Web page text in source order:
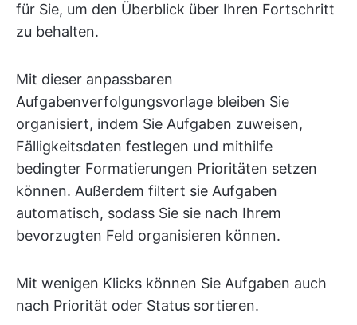
für Sie, um den Überblick über Ihren Fortschritt
zu behalten.
Mit dieser anpassbaren
Aufgabenverfolgungsvorlage bleiben Sie
organisiert, indem Sie Aufgaben zuweisen,
Fälligkeitsdaten festlegen und mithilfe
bedingter Formatierungen Prioritäten setzen
können. Außerdem filtert sie Aufgaben
automatisch, sodass Sie sie nach Ihrem
bevorzugten Feld organisieren können.
Mit wenigen Klicks können Sie Aufgaben auch
nach Priorität oder Status sortieren.